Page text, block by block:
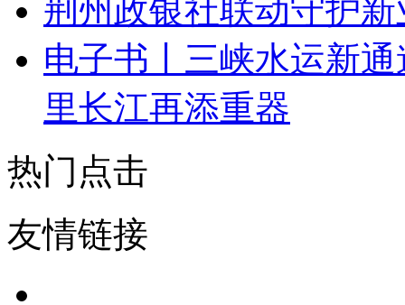
荆州政银社联动守护
电子书丨三峡水运新
里长江再添重器
热门点击
友情链接